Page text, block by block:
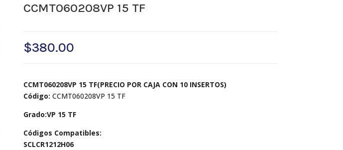
CCMT060208VP 15 TF
$380.00
CCMT060208VP 15 TF(PRECIO POR CAJA CON 10 INSERTOS)
Código: CCMT060208VP 15 TF
Grado:VP 15 TF
Códigos Compatibles:
SCLCR1212H06